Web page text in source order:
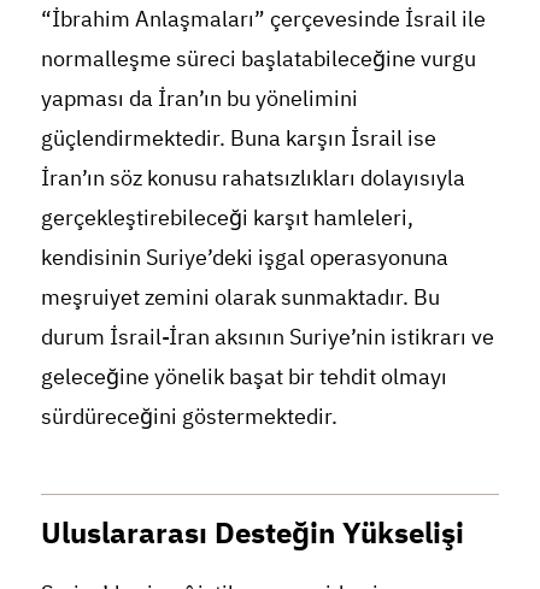
“İbrahim Anlaşmaları” çerçevesinde İsrail ile
normalleşme süreci başlatabileceğine vurgu
yapması da İran’ın bu yönelimini
güçlendirmektedir. Buna karşın İsrail ise
İran’ın söz konusu rahatsızlıkları dolayısıyla
gerçekleştirebileceği karşıt hamleleri,
kendisinin Suriye’deki işgal operasyonuna
meşruiyet zemini olarak sunmaktadır. Bu
durum İsrail-İran aksının Suriye’nin istikrarı ve
geleceğine yönelik başat bir tehdit olmayı
sürdüreceğini göstermektedir.
Uluslararası Desteğin Yükselişi